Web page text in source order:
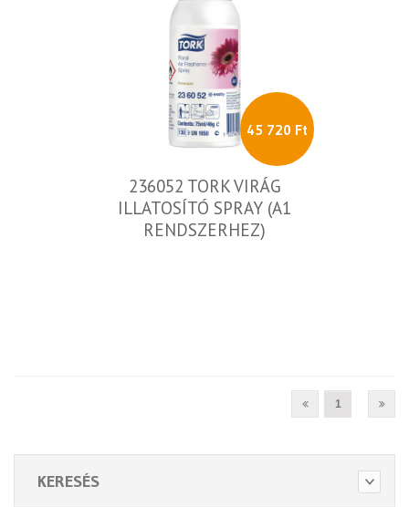
45 720 Ft
236052 TORK VIRÁG
ILLATOSÍTÓ SPRAY (A1
RENDSZERHEZ)
1
KERESÉS